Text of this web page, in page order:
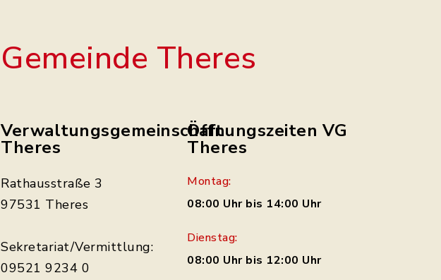
Gemeinde Theres
Verwaltungsgemeinschaft
Theres
Rathausstraße 3
97531 Theres
Sekretariat/Vermittlung:
09521 9234 0
Öffnungszeiten VG
Theres
Montag:
08:00 Uhr bis 14:00 Uhr
Dienstag:
08:00 Uhr bis 12:00 Uhr